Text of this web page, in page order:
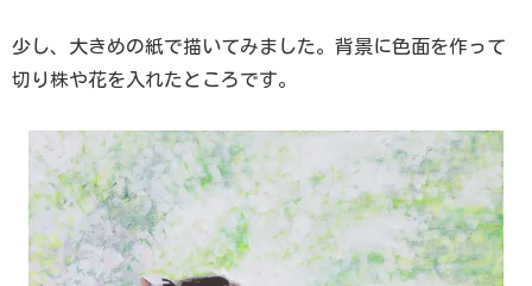
少し、大きめの紙で描いてみました。背景に色面を作って
切り株や花を入れたところです。